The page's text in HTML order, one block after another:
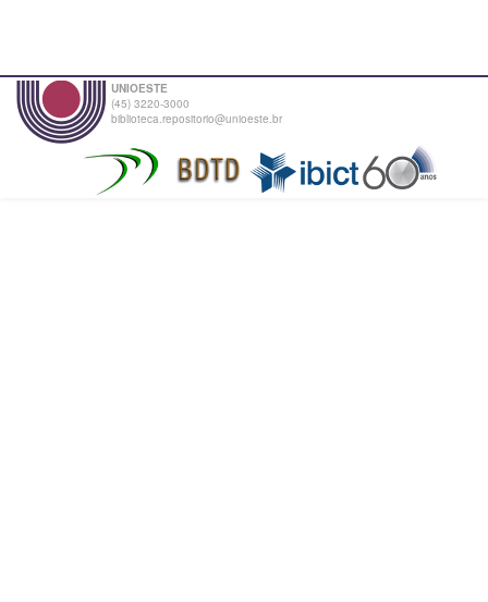
UNIOESTE
(45) 3220-3000
biblioteca.repositorio@unioeste.br